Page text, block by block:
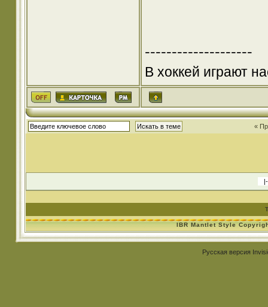
--------------------
В хоккей играют
«
IBR Mantlet Style
Русская версия